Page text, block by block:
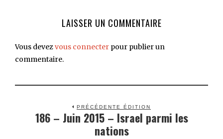
LAISSER UN COMMENTAIRE
Vous devezvous connecter pour publier un
commentaire.
PRÉCÉDENTE ÉDITION
Previous
post:
186 – Juin 2015 – Israel parmi les
nations